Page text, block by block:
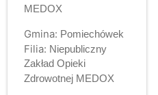
MEDOX
Gmina: Pomiechówek
Filia: Niepubliczny
Zakład Opieki
Zdrowotnej MEDOX